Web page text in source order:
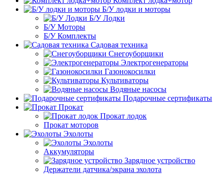
Б/У лодки и моторы
Б/У Лодки
Б/У Моторы
Б/У Комплекты
Садовая техника
Снегоуборщики
Электрогенераторы
Газонокосилки
Культиваторы
Водяные насосы
Подарочные сертификаты
Прокат
Прокат лодок
Прокат моторов
Эхолоты
Эхолоты
Аккумуляторы
Зарядное устройство
Держатели датчика/экрана эхолота